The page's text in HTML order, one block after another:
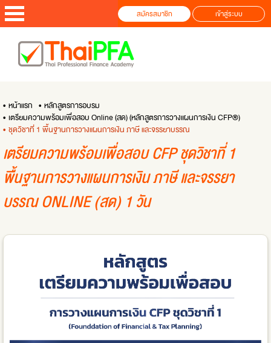
สมัครสมาชิก เข้าสู่ระบบ
• หน้าแรก • หลักสูตรการอบรม
• เตรียมความพร้อมเพื่อสอบ Online (สด) (หลักสูตรการวางแผนการเงิน CFP®)
• ชุดวิชาที่ 1 พื้นฐานการวางแผนการเงิน ภาษี และจรรยาบรรณ
เตรียมความพร้อมเพื่อสอบ CFP ชุดวิชาที่ 1
พื้นฐานการวางแผนการเงิน ภาษี และจรรยา
บรรณ ONLINE (สด) 1 วัน